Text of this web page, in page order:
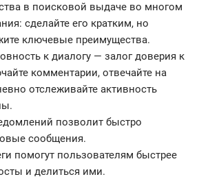
в поисковой выдаче во многом
сделайте его кратким, но
ключевые преимущества.
к диалогу — залог доверия к
комментарии, отвечайте на
отслеживайте активность
позволит быстро
сообщения.
помогут пользователям быстрее
и делиться ими.